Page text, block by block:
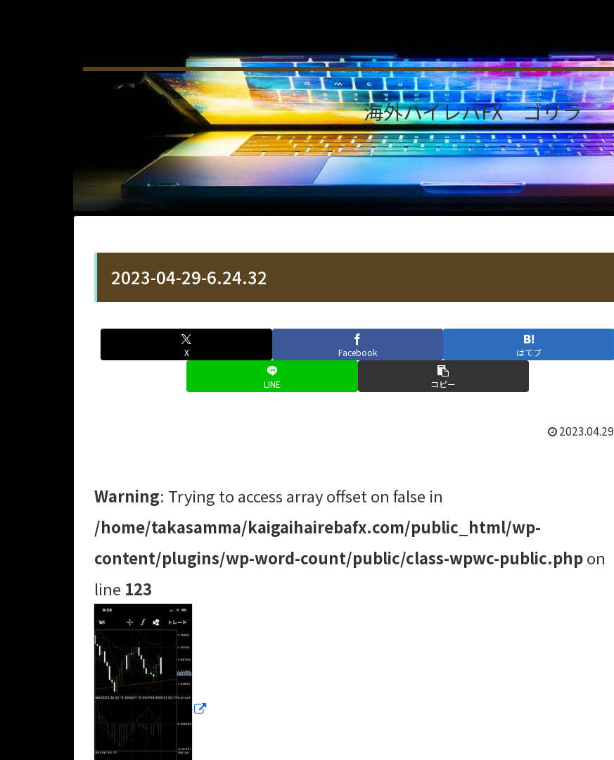
海外ハイレバFX ゴリラ
2023-04-29-6.24.32
X Facebook はてブ
LINE コピー
2023.04.29
Warning: Trying to access array offset on false in
/home/takasamma/kaigaihairebafx.com/public_html/wp-
content/plugins/wp-word-count/public/class-wpwc-public.phpon
line 123